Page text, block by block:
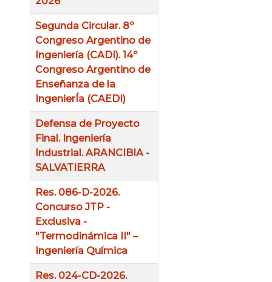
Segunda Circular. 8º
Congreso Argentino de
Ingeniería (CADI). 14º
Congreso Argentino de
Enseñanza de la
IngenierÍa (CAEDI)
Defensa de Proyecto
Final. Ingeniería
Industrial. ARANCIBIA -
SALVATIERRA
Res. 086-D-2026.
Concurso JTP -
Exclusiva -
"Termodinámica II" –
Ingeniería Química
Res. 024-CD-2026.